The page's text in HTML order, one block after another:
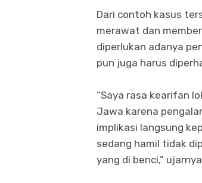
Dari contoh kasus
merawat dan
diperlukan adanya
pun juga harus
“Saya rasa kearifan
Jawa karena
implikasi langsung
sedang hamil tidak
yang di benci,”